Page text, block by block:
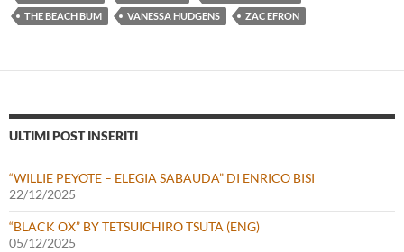
THE BEACH BUM
VANESSA HUDGENS ZAC EFRON
ULTIMI POST INSERITI
“WILLIE PEYOTE – ELEGIA SABAUDA” DI ENRICO BISI
22/12/2025
“BLACK OX” BY TETSUICHIRO TSUTA (ENG)
05/12/2025